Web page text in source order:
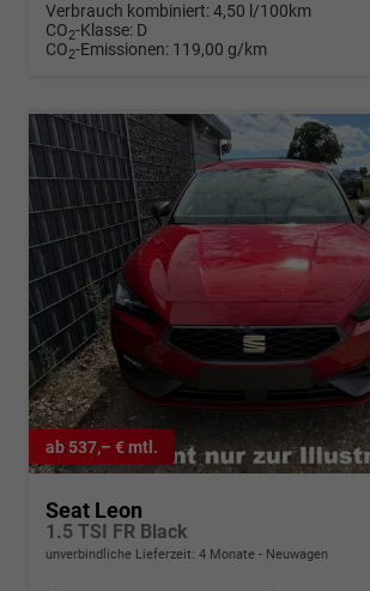
Verbrauch kombiniert:4,50 l/100km
CO2-Klasse: D
CO2-Emissionen: 119,00 g/km
ab 537,– € mtl.
Seat Leon
1.5 TSI FR Black
unverbindliche Lieferzeit: 4 Monate Neuwagen